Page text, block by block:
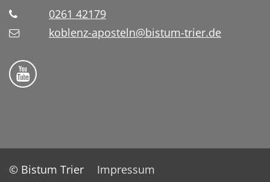
0261 42179
koblenz-aposteln@bistum-trier.de
Bistum Trier auf YouTube
© Bistum Trier
Impressum